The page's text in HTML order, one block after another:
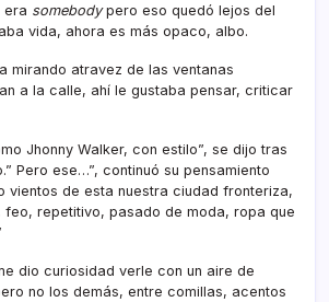
era somebodypero eso quedó lejos del
vida, ahora es más opaco, albo.
mirando atravez de las ventanas
a la calle, ahí­ le gustaba pensar, criticar
Jhonny Walker, con estilo”, se dijo tras
Pero ese…”, continuó su pensamiento
vientos de esta nuestra ciudad fronteriza,
feo, repetitivo, pasado de moda, ropa que
dio curiosidad verle con un aire de
no los demás, entre comillas, acentos